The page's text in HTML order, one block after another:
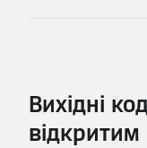
Вихідні